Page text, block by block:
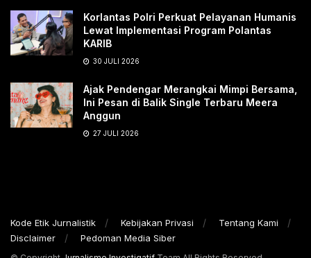
Korlantas Polri Perkuat Pelayanan Humanis
Lewat Implementasi Program Polantas
KARIB
30 JULI 2026
Ajak Pendengar Merangkai Mimpi Bersama,
Ini Pesan di Balik Single Terbaru Meera
Anggun
27 JULI 2026
Kode Etik Jurnalistik Kebijakan Privasi
Tentang Kami
Disclaimer
Pedoman Media Siber